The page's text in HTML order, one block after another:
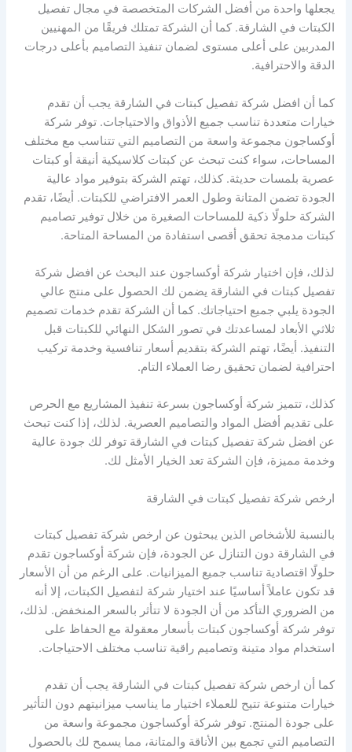
يجعلها واحدة من أفضل الشركات المتخصصة في مجال تفصيل
الكبتات في الشارقة. كما أن الشركة تمتلك فريقًا من المهنيين
المدربين على أعلى مستوى لضمان تنفيذ التصاميم بأعلى درجات
الدقة والاحترافية.
كما أن افضل شركة تفصيل كبتات في الشارقة يجب أن تقدم
خيارات متعددة تناسب جميع الأذواق والاحتياجات. توفر شركة
أوكساجون مجموعة واسعة من التصاميم التي تتناسب مع مختلف
المساحات، سواء كنت تبحث عن كبتات كلاسيكية أنيقة أو كبتات
عصرية بلمسات حديثة. كذلك، تهتم الشركة بتوفير مواد عالية
الجودة تضمن المتانة وطول العمر الافتراضي للكبتات. أيضًا، تقدم
الشركة حلولًا ذكية للمساحات الصغيرة من خلال توفير تصاميم
كبتات مدمجة تحقق أقصى استفادة من المساحة المتاحة.
لذلك، فإن اختيار شركة أوكساجون عند البحث عن افضل شركة
تفصيل كبتات في الشارقة يضمن لك الحصول على منتج عالي
الجودة يلبي جميع احتياجاتك. كما أن الشركة تقدم خدمات تصميم
ثلاثي الأبعاد لمساعدتك في تصور الشكل النهائي للكبتات قبل
التنفيذ. أيضًا، تهتم الشركة بتقديم أسعار تنافسية وخدمة تركيب
احترافية لضمان تحقيق رضا العملاء التام.
كذلك، تتميز شركة أوكساجون بسرعة تنفيذ المشاريع مع الحرص
على تقديم أفضل المواد والتصاميم العصرية. لذلك، إذا كنت تبحث
عن افضل شركة تفصيل كبتات في الشارقة توفر لك جودة عالية
وخدمة مميزة، فإن الشركة تعد الخيار الأمثل لك.
ارخص شركة تفصيل كبتات في الشارقة
بالنسبة للأشخاص الذين يبحثون عن ارخص شركة تفصيل كبتات
في الشارقة دون التنازل عن الجودة، فإن شركة أوكساجون تقدم
حلولًا اقتصادية تناسب جميع الميزانيات. على الرغم من أن الأسعار
قد تكون عاملاً أساسيًا عند اختيار شركة لتفصيل الكبتات، إلا أنه
من الضروري التأكد من أن الجودة لا تتأثر بالسعر المنخفض. لذلك،
توفر شركة أوكساجون كبتات بأسعار معقولة مع الحفاظ على
استخدام مواد متينة وتصاميم راقية تناسب مختلف الاحتياجات.
كما أن ارخص شركة تفصيل كبتات في الشارقة يجب أن تقدم
خيارات متنوعة تتيح للعملاء اختيار ما يناسب ميزانيتهم دون التأثير
على جودة المنتج. توفر شركة أوكساجون مجموعة واسعة من
التصاميم التي تجمع بين الأناقة والمتانة، مما يسمح لك بالحصول